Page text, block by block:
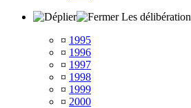
Les
¤ 1995
¤ 1996
¤ 1997
¤ 1998
¤ 1999
¤ 2000